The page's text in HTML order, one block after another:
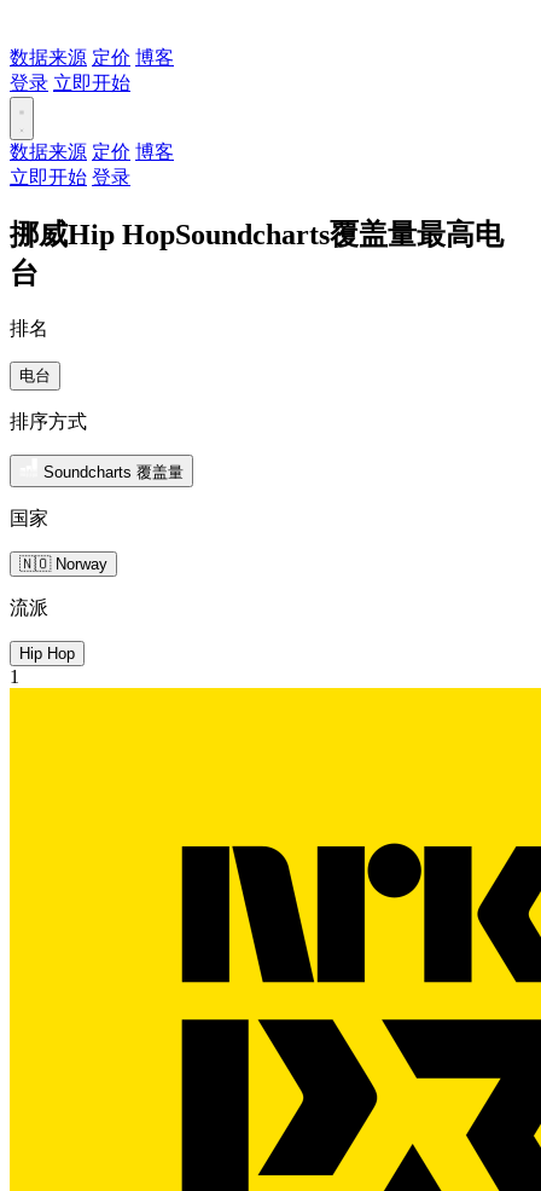
数据来源 定价 博客
登录 立即开始
数据来源 定价 博客
立即开始 登录
挪威Hip HopSoundcharts覆盖量最高电
台
排名
电台
排序方式
Soundcharts 覆盖量
国家
🇳🇴 Norway
流派
Hip Hop
1